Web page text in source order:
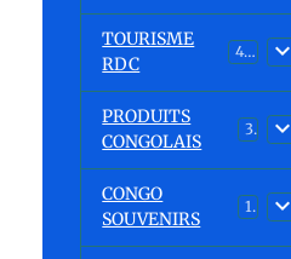
TOURISME
RDC
43
PRODUITS
CONGOLAIS
3
CONGO
SOUVENIRS
1